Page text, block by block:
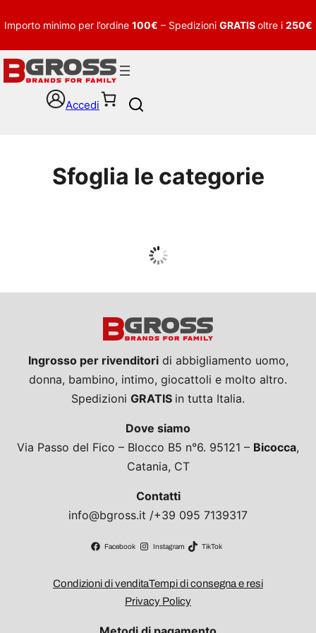
Importo minimo per l’ordine 100€ – Spedizioni GRATISoltre i 250€
Accedi
h
Sfoglia le categorie
Guarda tutto
Ingrosso per rivenditoridi abbigliamento uomo,
donna, bambino, intimo, giocattoli e molto altro.
Spedizioni GRATIS in tutta Italia.
Dove siamo
Via Passo del Fico – Blocco B5 n°6. 95121 – Bicocca,
Catania, CT
Contatti
info@bgross.it /+39 095 7139317
Facebook Instagram TikTok
Condizioni di venditaTempi di consegna e resi
Privacy Policy